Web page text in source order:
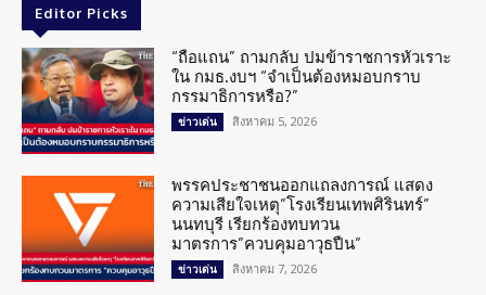
Editor Picks
“ถือแถน” ถามกลับ ปมข้าราชการหัวเราะ
ใน กมธ.งบฯ “จำเป็นต้องหมอบกราบ
กรรมาธิการหรือ?”
ข่าวเด่น สิงหาคม 5, 2026
พรรคประชาชนออกแถลงการณ์ แสดง
ความเสียใจเหตุ”โรงเรียนเทพศิรินทร์”
นนทบุรี เรียกร้องทบทวน
มาตรการ”ควบคุมอาวุธปืน”
ข่าวเด่น สิงหาคม 7, 2026